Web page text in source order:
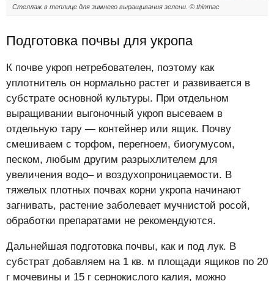
Стеллаж в теплице для зимнего выращивания зелени. © thinmac
Подготовка почвы для укропа
К почве укроп нетребователен, поэтому как
уплотнитель он нормально растет и развивается в
субстрате основной культуры. При отдельном
выращивании выгоночный укроп высеваем в
отдельную тару — контейнер или ящик. Почву
смешиваем с торфом, перегноем, биогумусом,
песком, любым другим разрыхлителем для
увеличения водо– и воздухопроницаемости. В
тяжелых плотных почвах корни укропа начинают
загнивать, растение заболевает мучнистой росой,
обработки препаратами не рекомендуются.
Дальнейшая подготовка почвы, как и под лук. В
субстрат добавляем на 1 кв. м площади ящиков по 20
г мочевины и 15 г сернокислого калия, можно